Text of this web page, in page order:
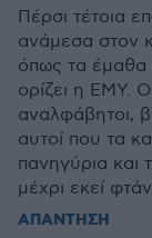
Πέρσι τέτοια
ανάμεσα στον
όπως τα έμαθα
ορίζει η ΕΜΥ.
αναλφάβητοι,
αυτοί που τα
πανηγύρια και
μέχρι εκεί
ΑΠΑΝΤΗΣΗ